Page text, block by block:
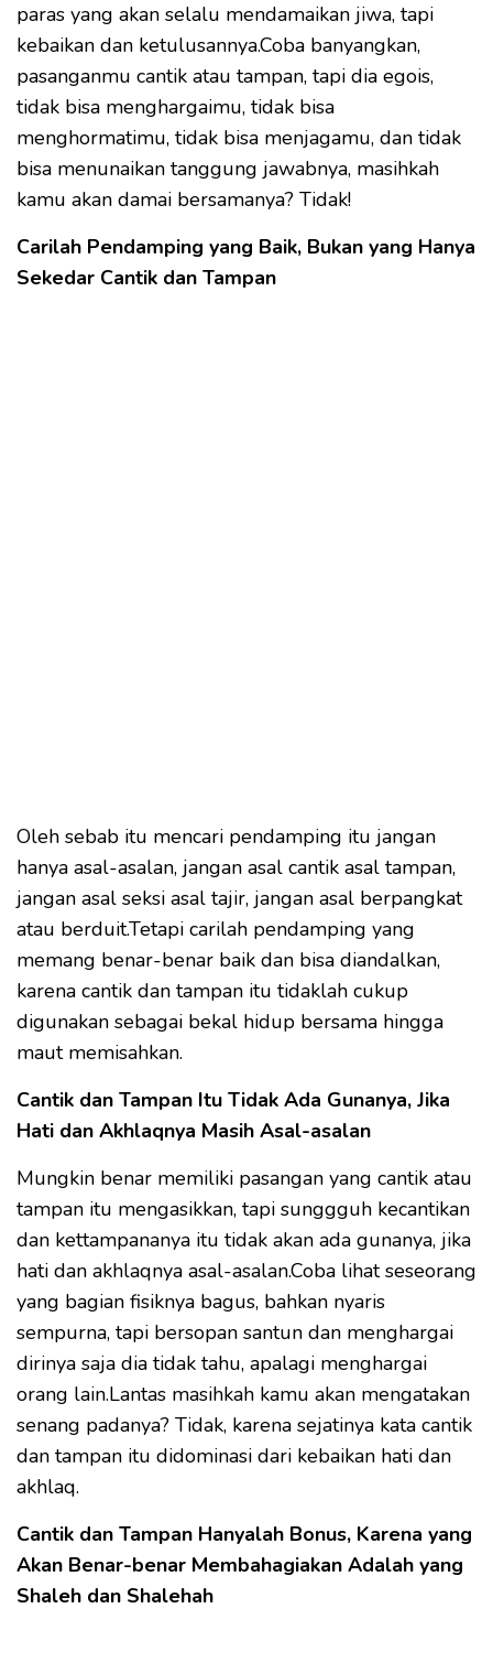
paras yang akan selalu mendamaikan jiwa, tapi
kebaikan dan ketulusannya.Coba banyangkan,
pasanganmu cantik atau tampan, tapi dia egois,
tidak bisa menghargaimu, tidak bisa
menghormatimu, tidak bisa menjagamu, dan tidak
bisa menunaikan tanggung jawabnya, masihkah
kamu akan damai bersamanya? Tidak!
Carilah Pendamping yang Baik, Bukan yang Hanya
Sekedar Cantik dan Tampan
Oleh sebab itu mencari pendamping itu jangan
hanya asal-asalan, jangan asal cantik asal tampan,
jangan asal seksi asal tajir, jangan asal berpangkat
atau berduit.Tetapi carilah pendamping yang
memang benar-benar baik dan bisa diandalkan,
karena cantik dan tampan itu tidaklah cukup
digunakan sebagai bekal hidup bersama hingga
maut memisahkan.
Cantik dan Tampan Itu Tidak Ada Gunanya, Jika
Hati dan Akhlaqnya Masih Asal-asalan
Mungkin benar memiliki pasangan yang cantik atau
tampan itu mengasikkan, tapi sunggguh kecantikan
dan kettampananya itu tidak akan ada gunanya, jika
hati dan akhlaqnya asal-asalan.Coba lihat seseorang
yang bagian fisiknya bagus, bahkan nyaris
sempurna, tapi bersopan santun dan menghargai
dirinya saja dia tidak tahu, apalagi menghargai
orang lain.Lantas masihkah kamu akan mengatakan
senang padanya? Tidak, karena sejatinya kata cantik
dan tampan itu didominasi dari kebaikan hati dan
akhlaq.
Cantik dan Tampan Hanyalah Bonus, Karena yang
Akan Benar-benar Membahagiakan Adalah yang
Shaleh dan Shalehah